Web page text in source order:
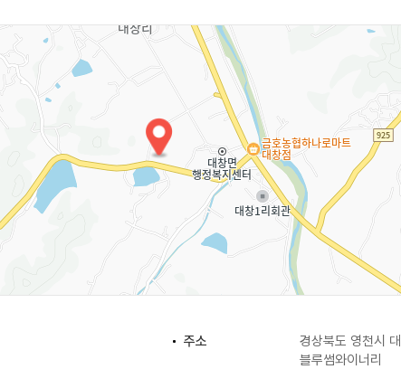
주소
경상북도 영천시
블루썸와이너리